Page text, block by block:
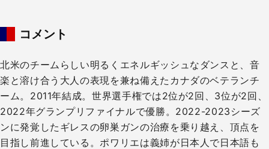
コメント
北米のチームらしい明るくエネルギッシュなダンスと、音
楽と溶け合う大人の表現を兼ね備えたカナダのベテランチ
ーム。2011年結成。世界選手権では2位が2回、3位が2回、
2022年グランプリファイナルで優勝。2022-2023シーズ
ンに発覚したギレスの卵巣ガンの治療を乗り越え、頂点を
目指し前進している。ポワリエは義姉が日本人で日本語も